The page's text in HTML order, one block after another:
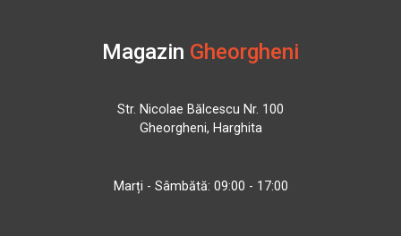
Magazin Gheorgheni
Str. Nicolae Bălcescu Nr. 100
Gheorgheni, Harghita
Marți - Sâmbătă: 09:00 - 17:00